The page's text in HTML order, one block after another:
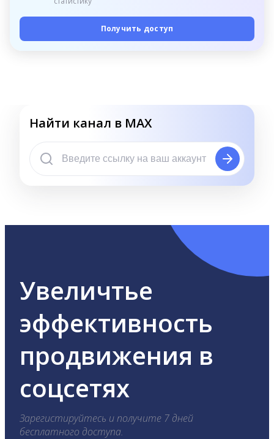
Получить доступ
Найти канал в MAX
Увеличтье
эффективность
продвижения в
соцсетях
Зарегистируйтесь и получите 7 дней
бесплатного доступа.